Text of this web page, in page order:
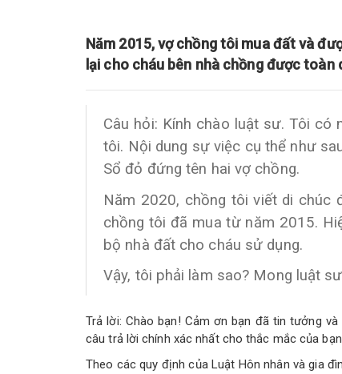
Năm 2015, vợ chồng tôi mua đất và
lại cho cháu bên nhà chồng được toàn
Câu hỏi: Kính chào luật sư. Tôi
tôi. Nội dung sự việc cụ thể như
Sổ đỏ đứng tên hai vợ chồng.
Năm 2020, chồng tôi viết di chúc
chồng tôi đã mua từ năm 2015.
bộ nhà đất cho cháu sử dụng.
Vậy, tôi phải làm sao? Mong luật
Trả lời: Chào bạn! Cảm ơn bạn đã tin tưởng
câu trả lời chính xác nhất cho thắc mắc của
Theo các quy định của Luật Hôn nhân và gia